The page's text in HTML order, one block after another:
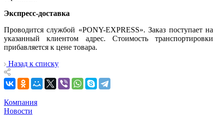
Экспресс-доставка
Проводится службой «PONY-EXPRESS». Заказ поступает на
указанный клиентом адрес. Стоимость транспортировки
прибавляется к цене товара.
Назад к списку
Компания
Новости